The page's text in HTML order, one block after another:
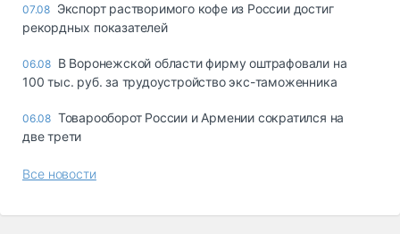
07.08 Экспорт растворимого кофе из России достиг
рекордных показателей
06.08 В Воронежской области фирму оштрафовали на
100 тыс. руб. за трудоустройство экс-таможенника
06.08 Товарооборот России и Армении сократился на
две трети
Все новости